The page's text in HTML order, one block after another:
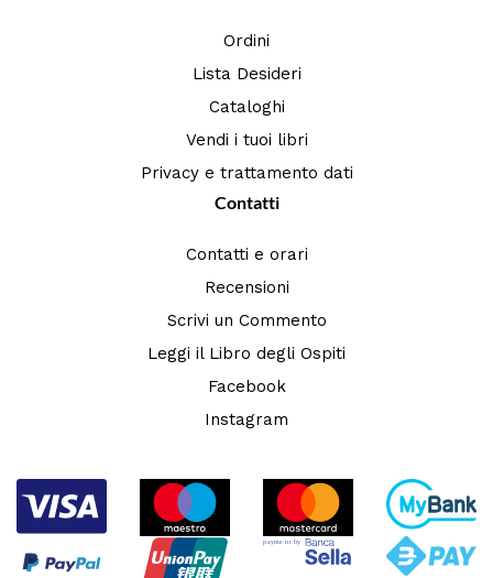
Ordini
Lista Desideri
Cataloghi
Vendi i tuoi libri
Privacy e trattamento dati
Contatti
Contatti e orari
Recensioni
Scrivi un Commento
Leggi il Libro degli Ospiti
Facebook
Instagram